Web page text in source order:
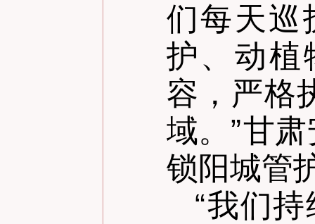
们每天巡
护、动植
容，严格
域。 ”甘
锁阳城管
“我们持